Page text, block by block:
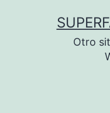
Otro